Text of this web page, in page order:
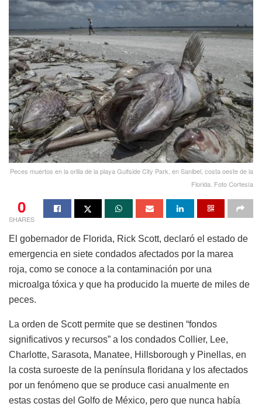
Peces muertos en la orilla de la playa Gulfside City Park, en Sanibel, costa oeste de la
Florida. Foto Cortesía
0
SHARES
El gobernador de Florida, Rick Scott, declaró el estado de
emergencia en siete condados afectados por la marea
roja, como se conoce a la contaminación por una
microalga tóxica y que ha producido la muerte de miles de
peces.
La orden de Scott permite que se destinen “fondos
significativos y recursos” a los condados Collier, Lee,
Charlotte, Sarasota, Manatee, Hillsborough y Pinellas, en
la costa suroeste de la península floridana y los afectados
por un fenómeno que se produce casi anualmente en
estas costas del Golfo de México, pero que nunca había